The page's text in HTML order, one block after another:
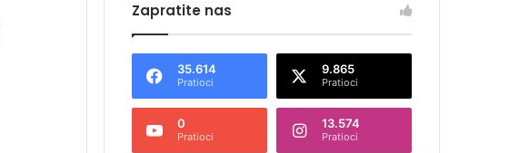
Zapratite nas
35.614
Pratioci
9.865
Pratioci
0
Pratioci
13.574
Pratioci